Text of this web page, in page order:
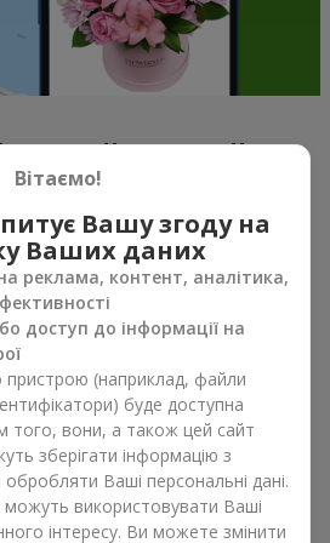
у кожній
пелюстці
весну назвою однієї квітки,
тюльпанів . Букет тюльпанів —
весняний настрій. Ніжні та
простір, та можуть бути
так і просто на знак уваги. А якщо
тюльпани, то можна сказати,
хоч кожного дня. Навіть
відчуття тепла, а букет
на теплі емоції в упаковці.
тюльпани так часто обирають для
свят, знаків уваги без приводу.
романтика, що асоціюється з
Вітаємо!
Вашу згоду на
Ваших даних
реклама, контент, аналітика,
доступ до інформації на
пристрою (наприклад, файли
буде доступна
того, вони, а також цей сайт
зберігати інформацію з
Ваші персональні дані.
можуть використовувати Ваші
інтересу. Ви можете змінити